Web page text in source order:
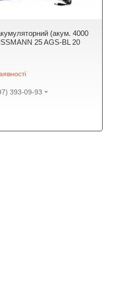
(акум. 4000
25 AGS-BL 20
393-09-93